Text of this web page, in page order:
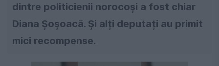
dintre politicienii norocoși a fost chiar
Diana Șoșoacă. Și alți deputați au primit
mici recompense.